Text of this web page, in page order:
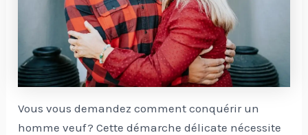
Vous vous demandez comment conquérir un
homme veuf ? Cette démarche délicate nécessite